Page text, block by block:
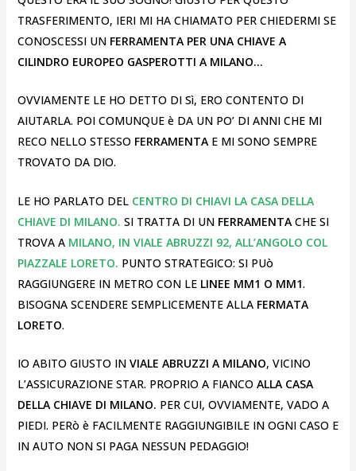
TRASFERIMENTO, IERI MI HA CHIAMATO PER CHIEDERMI SE
CONOSCESSI UN FERRAMENTA PER UNA CHIAVE A
CILINDRO EUROPEO GASPEROTTI A MILANO…
OVVIAMENTE LE HO DETTO DI Sì, ERO CONTENTO DI
AIUTARLA. POI COMUNQUE è DA UN PO’ DI ANNI CHE MI
RECO NELLO STESSO FERRAMENTA E MI SONO SEMPRE
TROVATO DA DIO.
LE HO PARLATO DEL CENTRO DI CHIAVI LA CASA DELLA
CHIAVE DI MILANO. SI TRATTA DI UN FERRAMENTA CHE SI
TROVA A MILANO, IN VIALE ABRUZZI 92, ALL’ANGOLO COL
PIAZZALE LORETO. PUNTO STRATEGICO: SI PUò
RAGGIUNGERE IN METRO CON LE LINEE MM1 O MM1.
BISOGNA SCENDERE SEMPLICEMENTE ALLAFERMATA
LORETO.
IO ABITO GIUSTO IN VIALE ABRUZZI A MILANO, VICINO
L’ASSICURAZIONE STAR. PROPRIO A FIANCO ALLA CASA
DELLA CHIAVE DI MILANO. PER CUI, OVVIAMENTE, VADO A
PIEDI. PERò è FACILMENTE RAGGIUNGIBILE IN OGNI CASO E
IN AUTO NON SI PAGA NESSUN PEDAGGIO!